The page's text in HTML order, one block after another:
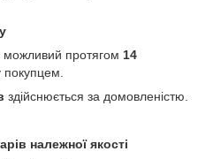
можливий протягом 14
покупцем.
здійснюється за домовленістю.
належної якості